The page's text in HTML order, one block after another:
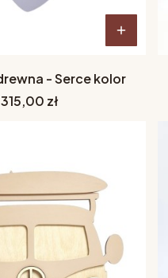
- Serce kolor
Cena
315,00 zł